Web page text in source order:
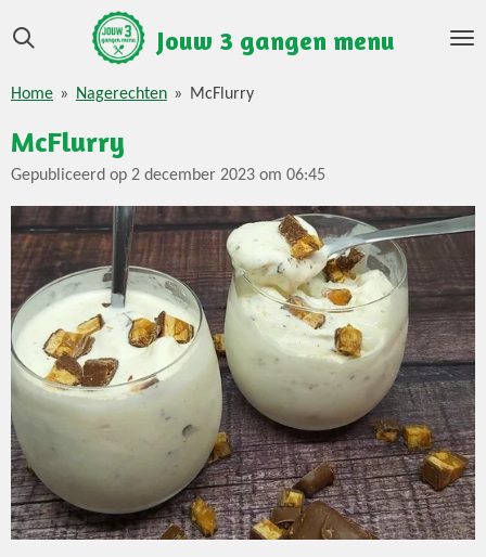
direct
de
Jouw 3 gangen menu
Home » Nagerechten » McFlurry
McFlurry
Gepubliceerd op 2 december 2023 om 06:45